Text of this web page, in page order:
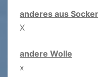
anderes aus
X
andere Wolle
x